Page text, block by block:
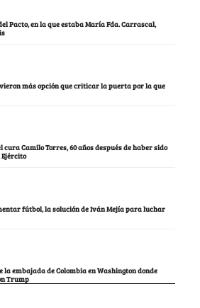
Pacto, en la que estaba María Fda. Carrascal,
más opción que criticar la puerta por la que
Camilo Torres, 60 años después de haber sido
Ejército
fútbol, la solución de Iván Mejía para luchar
la embajada de Colombia en Washington donde
Trump